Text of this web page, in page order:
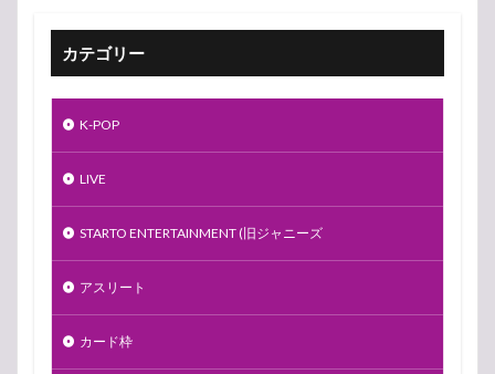
カテゴリー
K-POP
LIVE
STARTO ENTERTAINMENT (旧ジャニーズ
アスリート
カード枠